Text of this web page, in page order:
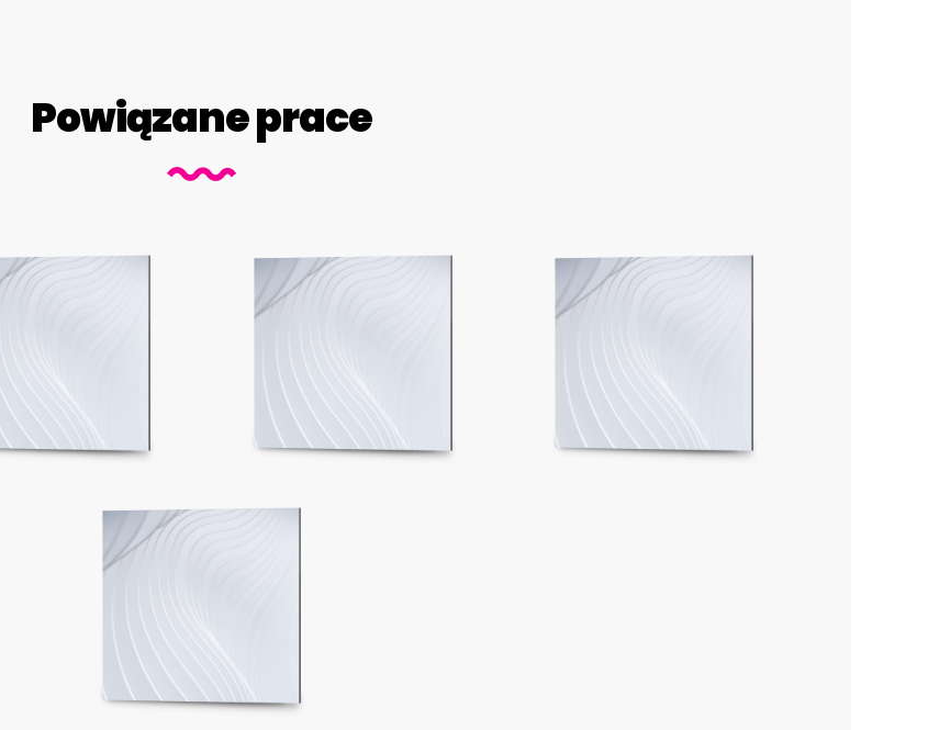
Powiązane prace